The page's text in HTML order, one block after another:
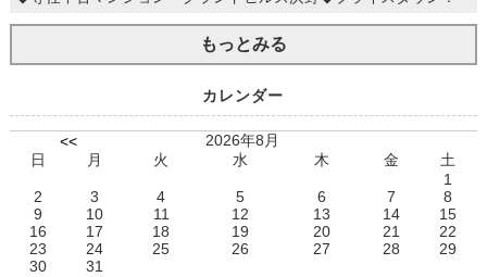
もっとみる
カレンダー
<<
2026年8月
日
月 火 水 木 金
土
1
2
3 4 5 6 7
8
9
10 11 12 13 14
15
16
17 18 19 20 21
22
23
24 25 26 27 28
29
30
31